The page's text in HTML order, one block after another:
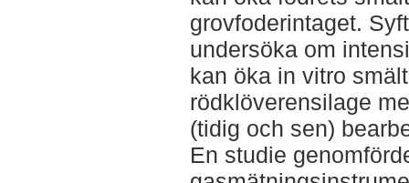
grovfoderintaget.
undersöka om
kan öka in vitro
rödklöverensilage
(tidig och sen)
En studie